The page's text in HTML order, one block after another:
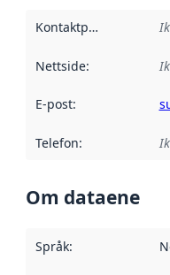
Kontaktpunkt
Nettside:
E-post:
Telefon:
Om dataene
Språk: